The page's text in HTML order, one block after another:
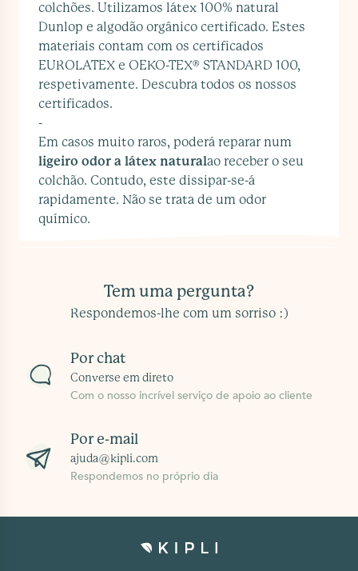
colchões. Utilizamos látex 100% natural
Dunlop e algodão orgânico certificado. Estes
materiais contam com os certificados
EUROLATEX e OEKO-TEX® STANDARD 100,
respetivamente. Descubra todos os nossos
certificados.
-
Em casos muito raros, poderá reparar num
ligeiro odor a látex naturalao receber o seu
colchão. Contudo, este dissipar-se-á
rapidamente. Não se trata de um odor
químico.
Tem uma pergunta?
Respondemos-lhe com um sorriso :)
Por chat
Converse em direto
Com o nosso incrível serviço de apoio ao cliente
Por e-mail
ajuda@kipli.com
Respondemos no próprio dia